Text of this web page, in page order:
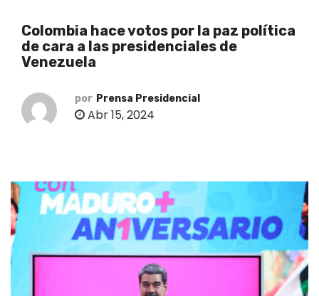
Colombia hace votos por la paz política
de cara a las presidenciales de
Venezuela
por Prensa Presidencial
Abr 15, 2024